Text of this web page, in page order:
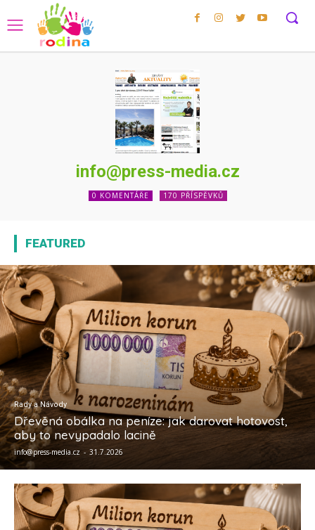
info@press-media.cz
0 KOMENTÁŘE 170 PŘÍSPĚVKŮ
FEATURED
Rady a Návody
Dřevěná obálka na peníze: jak darovat hotovost,
aby to nevypadalo lacině
info@press-media.cz - 31.7.2026